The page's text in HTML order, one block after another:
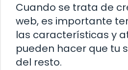
Cuando se trata de
web, es importante
las características y
pueden hacer que tu
del resto.